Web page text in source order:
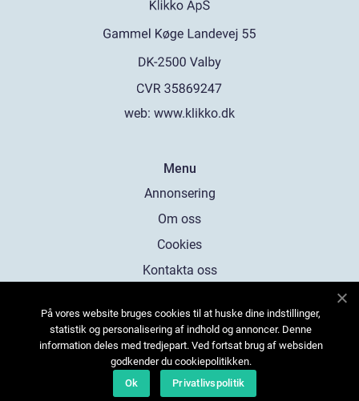
web: www.klikko.dk
Menu
Annonsering
Om oss
Cookies
Kontakta oss
På vores website bruges cookies til at huske dine indstillinger,
statistik og personalisering af indhold og annoncer. Denne
information deles med tredjepart. Ved fortsat brug af websiden
godkender du cookiepolitikken.
Ok
Privatlivspolitik